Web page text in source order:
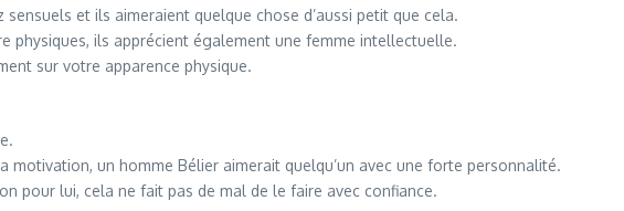
et ils aimeraient quelque chose d’aussi petit que cela.
physiques, ils apprécient également une femme intellectuelle.
sur votre apparence physique.
motivation, un homme Bélier aimerait quelqu’un avec une forte personnalité.
pour lui, cela ne fait pas de mal de le faire avec confiance.